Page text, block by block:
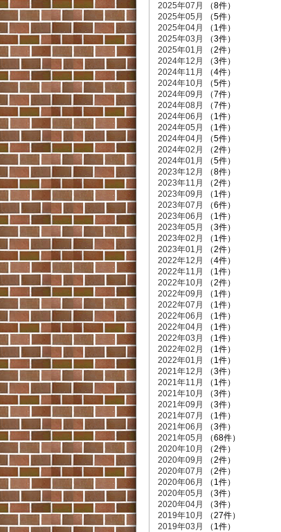
2025年07月
（8件）
2025年05月
（5件）
2025年04月
（1件）
2025年03月
（3件）
2025年01月
（2件）
2024年12月
（3件）
2024年11月
（4件）
2024年10月
（5件）
2024年09月
（7件）
2024年08月
（7件）
2024年06月
（1件）
2024年05月
（1件）
2024年04月
（5件）
2024年02月
（2件）
2024年01月
（5件）
2023年12月
（8件）
2023年11月
（2件）
2023年09月
（1件）
2023年07月
（6件）
2023年06月
（1件）
2023年05月
（3件）
2023年02月
（1件）
2023年01月
（2件）
2022年12月
（4件）
2022年11月
（1件）
2022年10月
（2件）
2022年09月
（1件）
2022年07月
（1件）
2022年06月
（1件）
2022年04月
（1件）
2022年03月
（1件）
2022年02月
（1件）
2022年01月
（1件）
2021年12月
（3件）
2021年11月
（1件）
2021年10月
（3件）
2021年09月
（3件）
2021年07月
（1件）
2021年06月
（3件）
2021年05月
（68件）
2020年10月
（2件）
2020年09月
（2件）
2020年07月
（2件）
2020年06月
（1件）
2020年05月
（3件）
2020年04月
（3件）
2019年10月
（27件）
2019年03月
（1件）